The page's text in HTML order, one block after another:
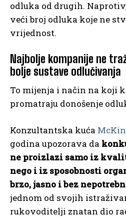
odluka od drugih.
veći broj odluka koje ne
vrijednost.
Najbolje kompanije ne
bolje sustave odlučivanja
To mijenja i način na koji
promatraju donošenje
Konzultantska kuća
godina upozorava da
ne proizlazi samo iz
nego i iz sposobnosti
brzo, jasno i bez
jednom od svojih
rukovoditelji znatan dio